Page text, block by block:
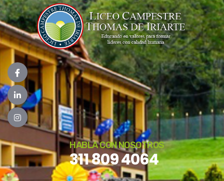
HABLA CON NOSOTROS
311 809 4064